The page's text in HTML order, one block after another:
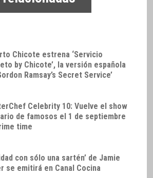
Chicote estrena ‘Servicio
by Chicote’, la versión española
Ramsay’s Secret Service’
Celebrity 10: Vuelve el show
de famosos el 1 de septiembre
time
con sólo una sartén’ de Jamie
se emitirá en Canal Cocina